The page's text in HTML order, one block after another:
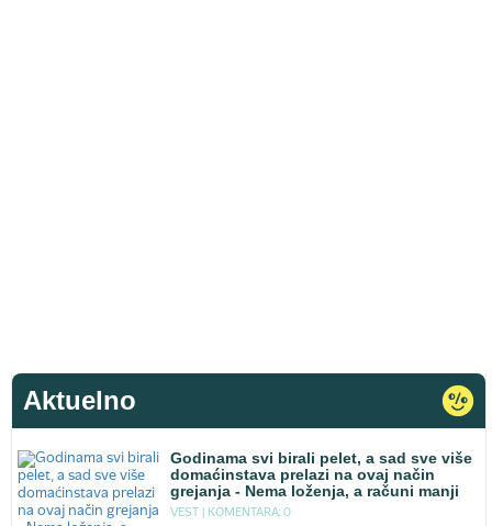
Aktuelno
Godinama svi birali pelet, a sad sve više
domaćinstava prelazi na ovaj način
grejanja - Nema loženja, a računi manji
VEST | KOMENTARA: 0